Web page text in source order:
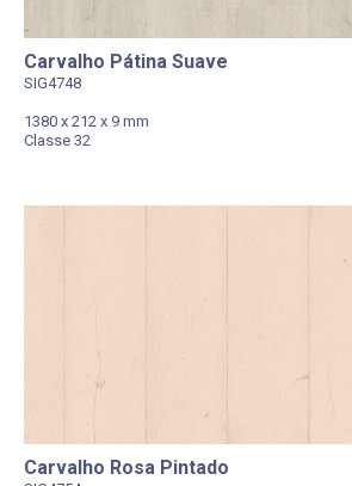
Carvalho Pátina Suave
SIG4748
1380 x 212 x 9 mm
Classe 32
Carvalho Rosa Pintado